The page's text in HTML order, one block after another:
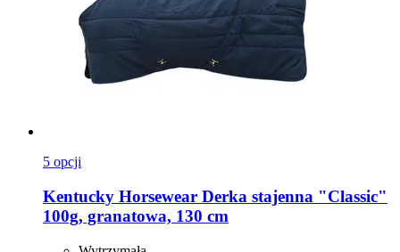
5 opcji
Kentucky Horsewear Derka stajenna "Classic"
100g, granatowa, 130 cm